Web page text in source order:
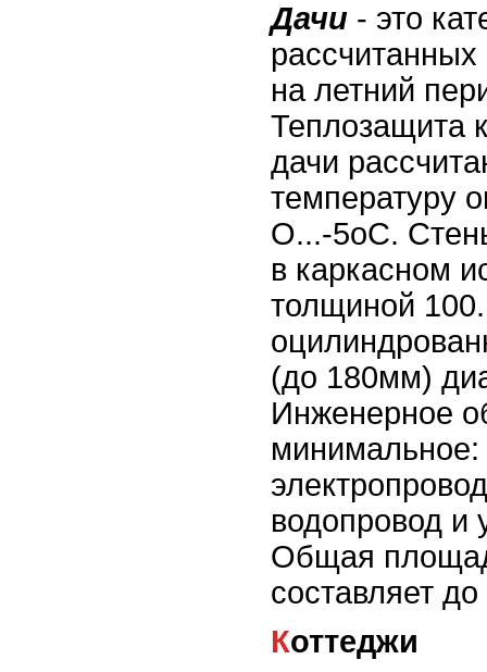
Дачи - это
на летний
Теплозащита
дачи
температуру
О...-5oС.
в каркасном
толщиной
(до 180мм)
Инженерное
минимальное:
водопровод и
Общая
составляет
Коттеджи